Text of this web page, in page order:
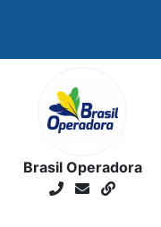
Brasil Operadora